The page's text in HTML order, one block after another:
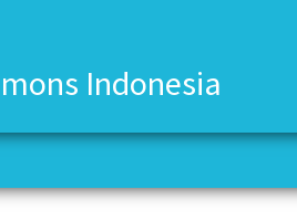
Indonesia